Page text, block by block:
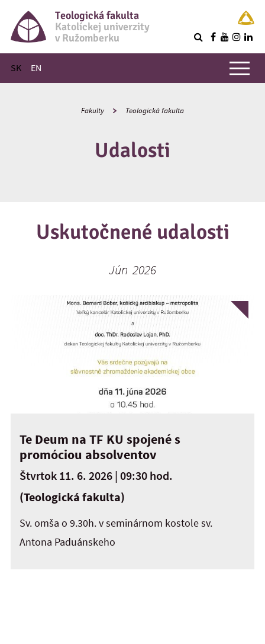
Teologická fakulta
Katolíckej univerzity
v Ružomberku
SK EN
Hlavné menu
Fakulty Teologická fakulta
Udalosti
Uskutočnené udalosti
Jún 2026
Te Deum na TF KU spojené s
promóciou absolventov
Štvrtok 11. 6. 2026 | 09:30 hod.
(Teologická fakulta)
Sv. omša o 9.30h. v seminárnom kostole sv.
Antona Paduánskeho